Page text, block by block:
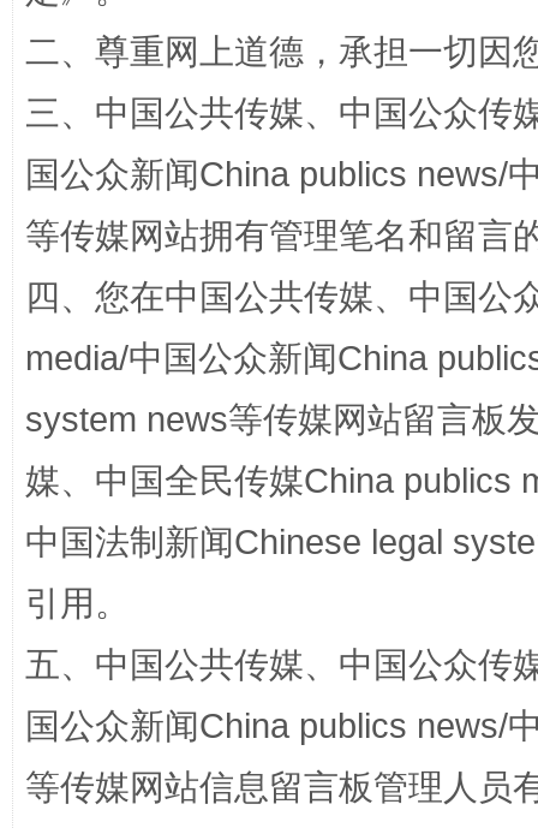
招工难、用工荒背后
网上购药对药下症？
这是一记警钟！ 谢
二、尊重网上道德，承担一切因
三、中国公共传媒、中国公众传
国公众新闻China publics news/
等传媒网站拥有管理笔名和留言
四、您在中国公共传媒、中国公
media/中国公众新闻China
system news等传媒网站留言板
媒、中国全民传媒China publics
中国法制新闻Chinese legal
引用。
五、中国公共传媒、中国公众传
国公众新闻China publics news/
等传媒网站信息留言板管理人员